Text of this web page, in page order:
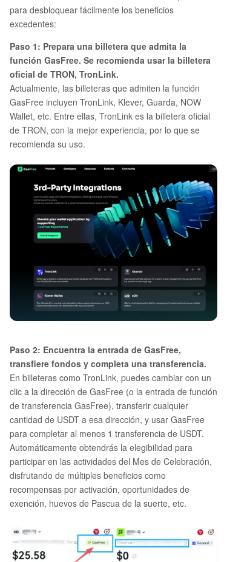
para desbloquear fácilmente los beneficios
excedentes:
Paso 1: Prepara una billetera que admita la
función GasFree. Se recomienda usar la billetera
oficial de TRON, TronLink.
Actualmente, las billeteras que admiten la función
GasFree incluyen TronLink, Klever, Guarda, NOW
Wallet, etc. Entre ellas, TronLink es la billetera oficial
de TRON, con la mejor experiencia, por lo que se
recomienda su uso.
Paso 2: Encuentra la entrada de GasFree,
transfiere fondos y completa una transferencia.
En billeteras como TronLink, puedes cambiar con un
clic a la dirección de GasFree (o la entrada de función
de transferencia GasFree), transferir cualquier
cantidad de USDT a esa dirección, y usar GasFree
para completar al menos 1 transferencia de USDT.
Automáticamente obtendrás la elegibilidad para
participar en las actividades del Mes de Celebración,
disfrutando de múltiples beneficios como
recompensas por activación, oportunidades de
exención, huevos de Pascua de la suerte, etc.